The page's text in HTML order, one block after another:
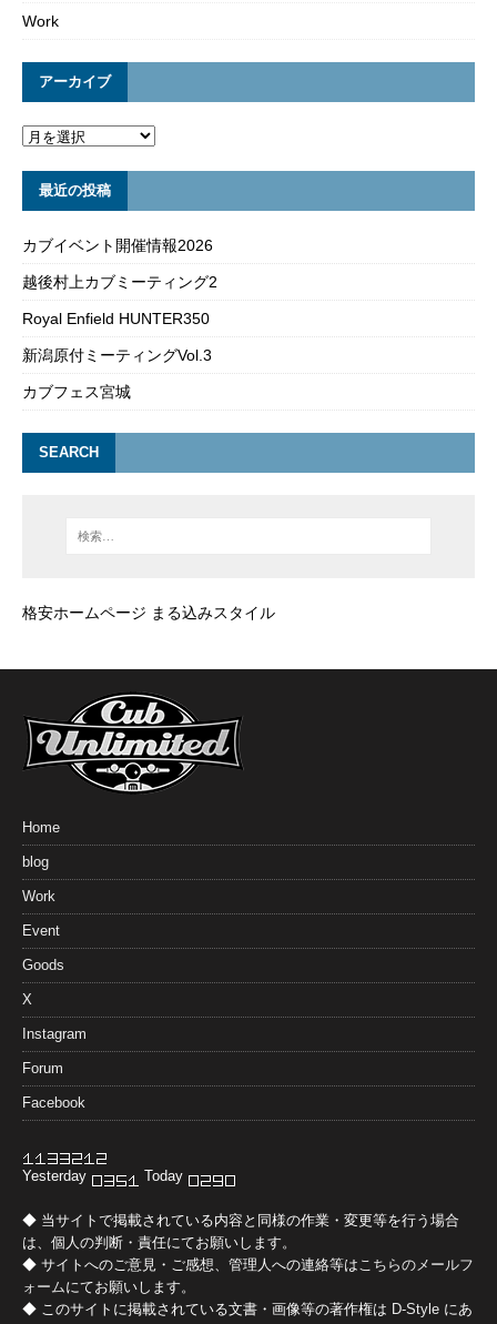
Work
アーカイブ
最近の投稿
カブイベント開催情報2026
越後村上カブミーティング2
Royal Enfield HUNTER350
新潟原付ミーティングVol.3
カブフェス宮城
SEARCH
格安ホームページ まる込みスタイル
Home
blog
Work
Event
Goods
X
Instagram
Forum
Facebook
Yesterday Today
◆ 当サイトで掲載されている内容と同様の作業・変更等を行う場合
は、個人の判断・責任にてお願いします。
◆ サイトへのご意見・ご感想、管理人への連絡等は こちらのメールフ
ォームにてお願いします。
◆ このサイトに掲載されている文書・画像等の著作権は D-Style にあ